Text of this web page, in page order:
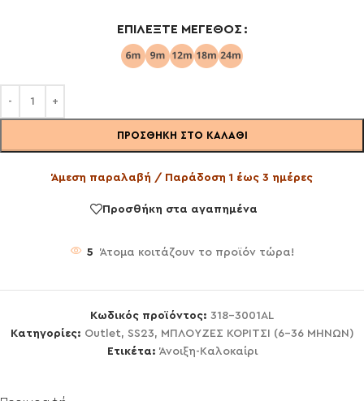
ΕΠΙΛΈΞΤΕ ΜΈΓΕΘΟΣ
ΠΡΟΣΘΉΚΗ ΣΤΟ ΚΑΛΆΘΙ
Άμεση παραλαβή / Παράδοση 1 έως 3 ημέρες
Προσθήκη στα αγαπημένα
5 Άτομα κοιτάζουν το προϊόν τώρα!
Κωδικός προϊόντος: 318-3001AL
Κατηγορίες: Outlet, SS23, ΜΠΛΟΥΖΕΣ ΚΟΡΙΤΣΙ (6-36 ΜΗΝΩΝ)
Ετικέτα: Άνοιξη-Καλοκαίρι